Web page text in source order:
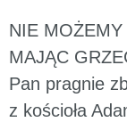
NIE
MAJĄC
Pan pragnie
z kościoła